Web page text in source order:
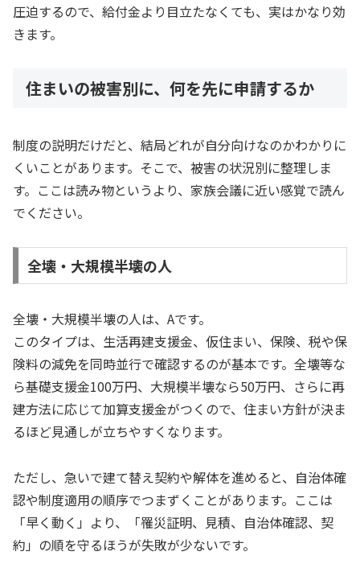
圧迫するので、給付金より目立たなくても、実はかなり効
きます。
住まいの被害別に、何を先に申請するか
制度の説明だけだと、結局どれが自分向けなのかわかりに
くいことがあります。そこで、被害の状況別に整理しま
す。ここは読み物というより、家族会議に近い感覚で読ん
でください。
全壊・大規模半壊の人
全壊・大規模半壊の人は、Aです。
このタイプは、生活再建支援金、仮住まい、保険、税や保
険料の減免を同時並行で確認するのが基本です。全壊等な
ら基礎支援金100万円、大規模半壊なら50万円、さらに再
建方法に応じて加算支援金がつくので、住まい方針が決ま
るほど見通しが立ちやすくなります。
ただし、急いで建て替え契約や解体を進めると、自治体確
認や制度適用の順序でつまずくことがあります。ここは
「早く動く」より、「罹災証明、見積、自治体確認、契
約」の順を守るほうが失敗が少ないです。